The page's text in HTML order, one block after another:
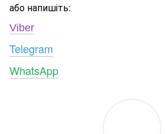
або напишіть:
Viber
Telegram
WhatsApp